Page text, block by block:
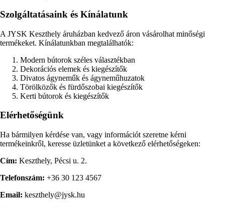
Szolgáltatásaink és Kínálatunk
A JYSK Keszthely áruházban kedvező áron vásárolhat minőségi
termékeket. Kínálatunkban megtalálhatók:
Modern bútorok széles választékban
Dekorációs elemek és kiegészítők
Divatos ágyneműk és ágyneműhuzatok
Törölközők és fürdőszobai kiegészítők
Kerti bútorok és kiegészítők
Elérhetőségünk
Ha bármilyen kérdése van, vagy információt szeretne kérni
termékeinkről, keresse üzletünket a következő elérhetőségeken:
Cím: Keszthely, Pécsi u. 2.
Telefonszám: +36 30 123 4567
Email: keszthely@jysk.hu